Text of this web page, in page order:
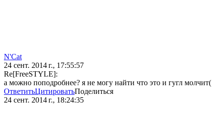
N'Cat
24 сент. 2014 г., 17:55:57
Re[FreeSTYLE]:
а можно поподробнее? я не могу найти что это и гугл молчит(
ОтветитьЦитироватьПоделиться
24 сент. 2014 г., 18:24:35